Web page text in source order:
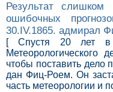
Результат
ошибочных
30.IV.1865. адмирал
[ Спустя 20 лет в
Метеорологического
чтобы поставить дело
дан Фиц-Роем. Он
часть метеорологии и